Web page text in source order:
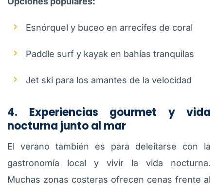
Esnórquel y buceo en arrecifes de coral
Paddle surf y kayak en bahías tranquilas
Jet ski para los amantes de la velocidad
4. Experiencias gourmet y vida
nocturna junto al mar
El verano también es para deleitarse con la
gastronomía local y vivir la vida nocturna.
Muchas zonas costeras ofrecen cenas frente al